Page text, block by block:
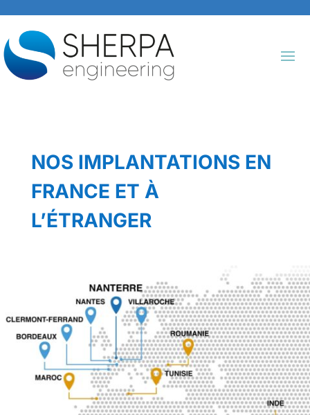
NOS IMPLANTATIONS EN
FRANCE ET À
L’ÉTRANGER